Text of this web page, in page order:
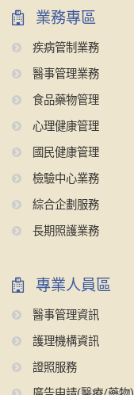
業務專區
疾病管制業務
醫事管理業務
食品藥物管理
心理健康管理
國民健康管理
檢驗中心業務
綜合企劃服務
長期照護業務
專業人員區
醫事管理資訊
護理機構資訊
證照服務